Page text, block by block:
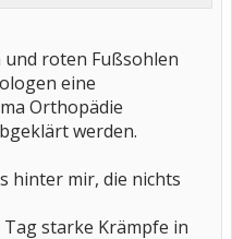
roten Fußsohlen
eine
Orthopädie
werden.
hinter mir, die nichts
starke Krämpfe in